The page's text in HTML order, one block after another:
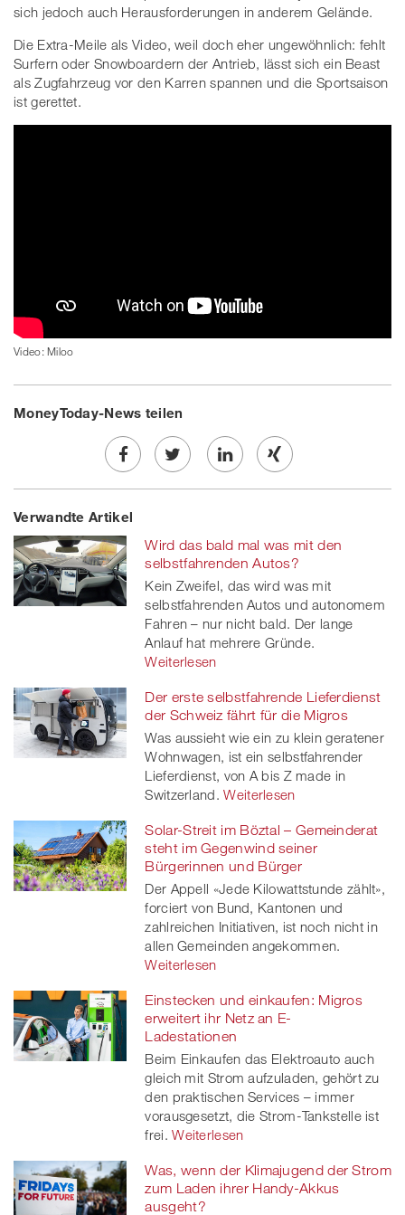
sich jedoch auch Herausforderungen in anderem Gelände.
Die Extra-Meile als Video, weil doch eher ungewöhnlich: fehlt
Surfern oder Snowboardern der Antrieb, lässt sich ein Beast
als Zugfahrzeug vor den Karren spannen und die Sportsaison
ist gerettet.
Video: Miloo
MoneyToday-News teilen
Share
on
Facebook
Twe
on
twitt
er
Share
linkedin
Share
Xing
Verwandte Artikel
Wird das bald mal was mit den
selbstfahrenden Autos?
Kein Zweifel, das wird was mit
selbstfahrenden Autos und autonomem
Fahren – nur nicht bald. Der lange
Anlauf hat mehrere Gründe.
Weiterlesen
Der erste selbstfahrende Lieferdienst
der Schweiz fährt für die Migros
Was aussieht wie ein zu klein geratener
Wohnwagen, ist ein selbstfahrender
Lieferdienst, von A bis Z made in
Switzerland. Weiterlesen
Solar-Streit im Böztal – Gemeinderat
steht im Gegenwind seiner
Bürgerinnen und Bürger
Der Appell «Jede Kilowattstunde zählt»,
forciert von Bund, Kantonen und
zahlreichen Initiativen, ist noch nicht in
allen Gemeinden angekommen.
Weiterlesen
Einstecken und einkaufen: Migros
erweitert ihr Netz an E-
Ladestationen
Beim Einkaufen das Elektroauto auch
gleich mit Strom aufzuladen, gehört zu
den praktischen Services – immer
vorausgesetzt, die Strom-Tankstelle ist
frei. Weiterlesen
Was, wenn der Klimajugend der Strom
zum Laden ihrer Handy-Akkus
ausgeht?